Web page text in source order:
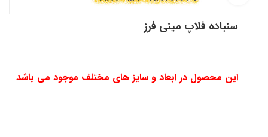
سنباده فلاپ مینی فرز
این محصول در ابعاد و سایز های مختلف موجود می باشد